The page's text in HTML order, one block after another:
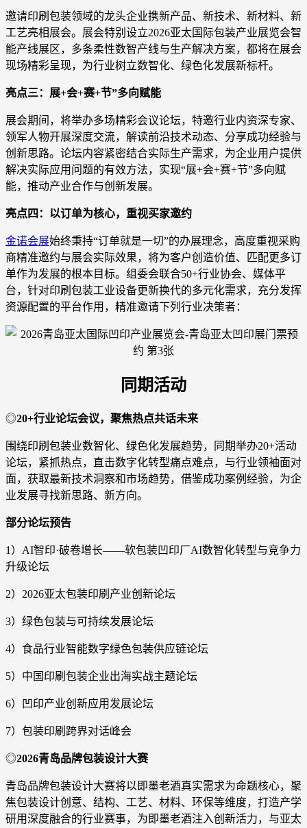
邀请印刷包装领域的龙头企业携新产品、新技术、新材料、新
工艺亮相展会。展会特别设立2026亚太国际包装产业展览会智
能产线展区，多条柔性数智产线与生产解决方案，都将在展会
现场精彩呈现，为行业树立数智化、绿色化发展新标杆。
亮点三：展+会+赛+节”多向赋能
展会期间，将举办多场精彩会议论坛，特邀行业内资深专家、
领军人物开展深度交流，解读前沿技术动态、分享成功经验与
创新思路。论坛内容紧密结合实际生产需求，为企业用户提供
解决实际应用问题的有效方法，实现“展+会+赛+节”多向赋
能，推动产业合作与创新发展。
亮点四：以订单为核心，重视买家邀约
金诺会展始终秉持“订单就是一切”的办展理念，高度重视采购
商精准邀约与展会实际效果，将为客户创造价值、匹配更多订
单作为发展的根本目标。组委会联合50+行业协会、媒体平
台，针对印刷包装工业设备更新换代的多元化需求，充分发挥
资源配置的平台作用，精准邀请下列行业决策者：
同期活动
◎20+行业论坛会议，聚焦热点共话未来
围绕印刷包装业数智化、绿色化发展趋势，同期举办20+活动
论坛，紧抓热点，直击数字化转型痛点难点，与行业领袖面对
面，获取最新技术洞察和市场趋势，借鉴成功案例经验，为企
业发展寻找新思路、新方向。
部分论坛预告
1）AI智印·破卷增长——软包装凹印厂AI数智化转型与竞争力
升级论坛
2）2026亚太包装印刷产业创新论坛
3）绿色包装与可持续发展论坛
4）食品行业智能数字绿色包装供应链论坛
5）中国印刷包装企业出海实战主题论坛
6）凹印产业创新应用发展论坛
7）包装印刷跨界对话峰会
◎2026青岛品牌包装设计大赛
青岛品牌包装设计大赛将以即墨老酒真实需求为命题核心，聚
焦包装设计创意、结构、工艺、材料、环保等维度，打造产学
研用深度融合的行业赛事，为即墨老酒注入创新活力，与亚太